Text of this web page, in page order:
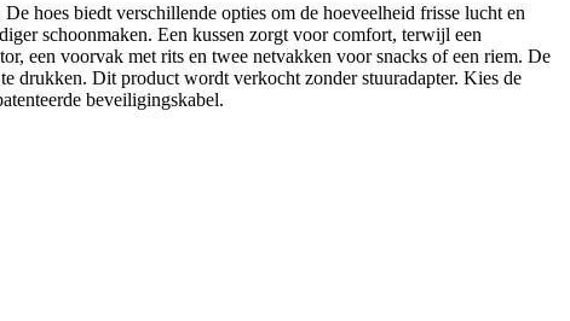
hoes biedt verschillende opties om de hoeveelheid frisse lucht en
schoonmaken. Een kussen zorgt voor comfort, terwijl een
een voorvak met rits en twee netvakken voor snacks of een riem. De
drukken. Dit product wordt verkocht zonder stuuradapter. Kies de
beveiligingskabel.